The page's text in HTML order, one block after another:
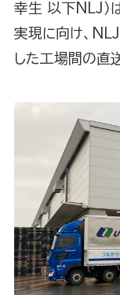
幸生 以下NLJ）
実現に向け、
した工場間の直